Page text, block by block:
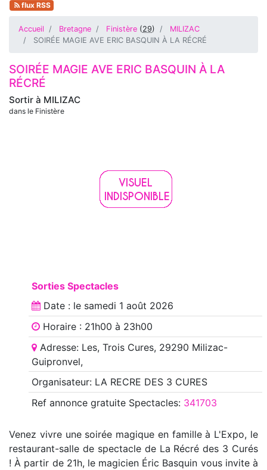
flux RSS
Accueil Bretagne Finistère (29)
MILIZAC
SOIRÉE MAGIE AVE ERIC BASQUIN À LA RÉCRÉ
Sortir à MILIZAC
dans le Finistère
SOIRÉE MAGIE AVE ERIC BASQUIN À LA
RÉCRÉ
Sorties Spectacles
Date : le samedi 1 août 2026
Horaire : 21h00 à 23h00
Adresse: Les, Trois Cures, 29290 Milizac-
Guipronvel,
Organisateur: LA RECRE DES 3 CURES
Ref annoncegratuite Spectacles: 341703
Venez vivre une soirée magique en famille à L'Expo, le
restaurant-salle de spectacle de La Récré des 3 Curés
! À partir de 21h, le magicien Éric Basquin vous invite à